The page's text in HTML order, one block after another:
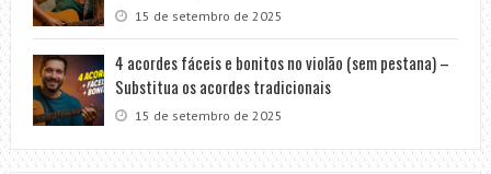
15 de setembro de 2025
4 acordes fáceis e bonitos no violão (sem pestana) –
Substitua os acordes tradicionais
15 de setembro de 2025